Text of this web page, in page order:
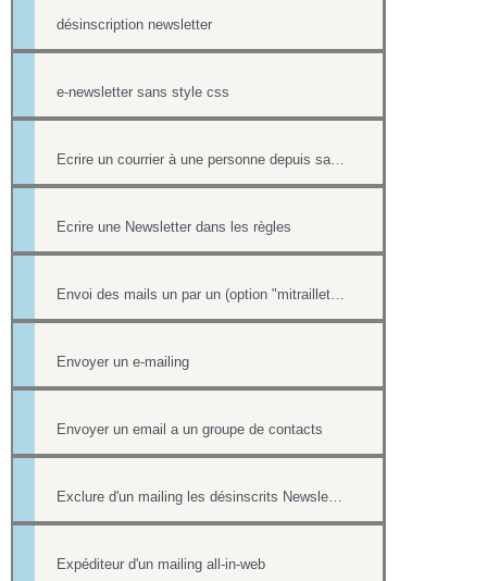
désinscription newsletter
e-newsletter sans style css
Ecrire une Newsletter dans les règles
Envoyer un e-mailing
Envoyer un email a un groupe de contacts
Expéditeur d'un mailing all-in-web